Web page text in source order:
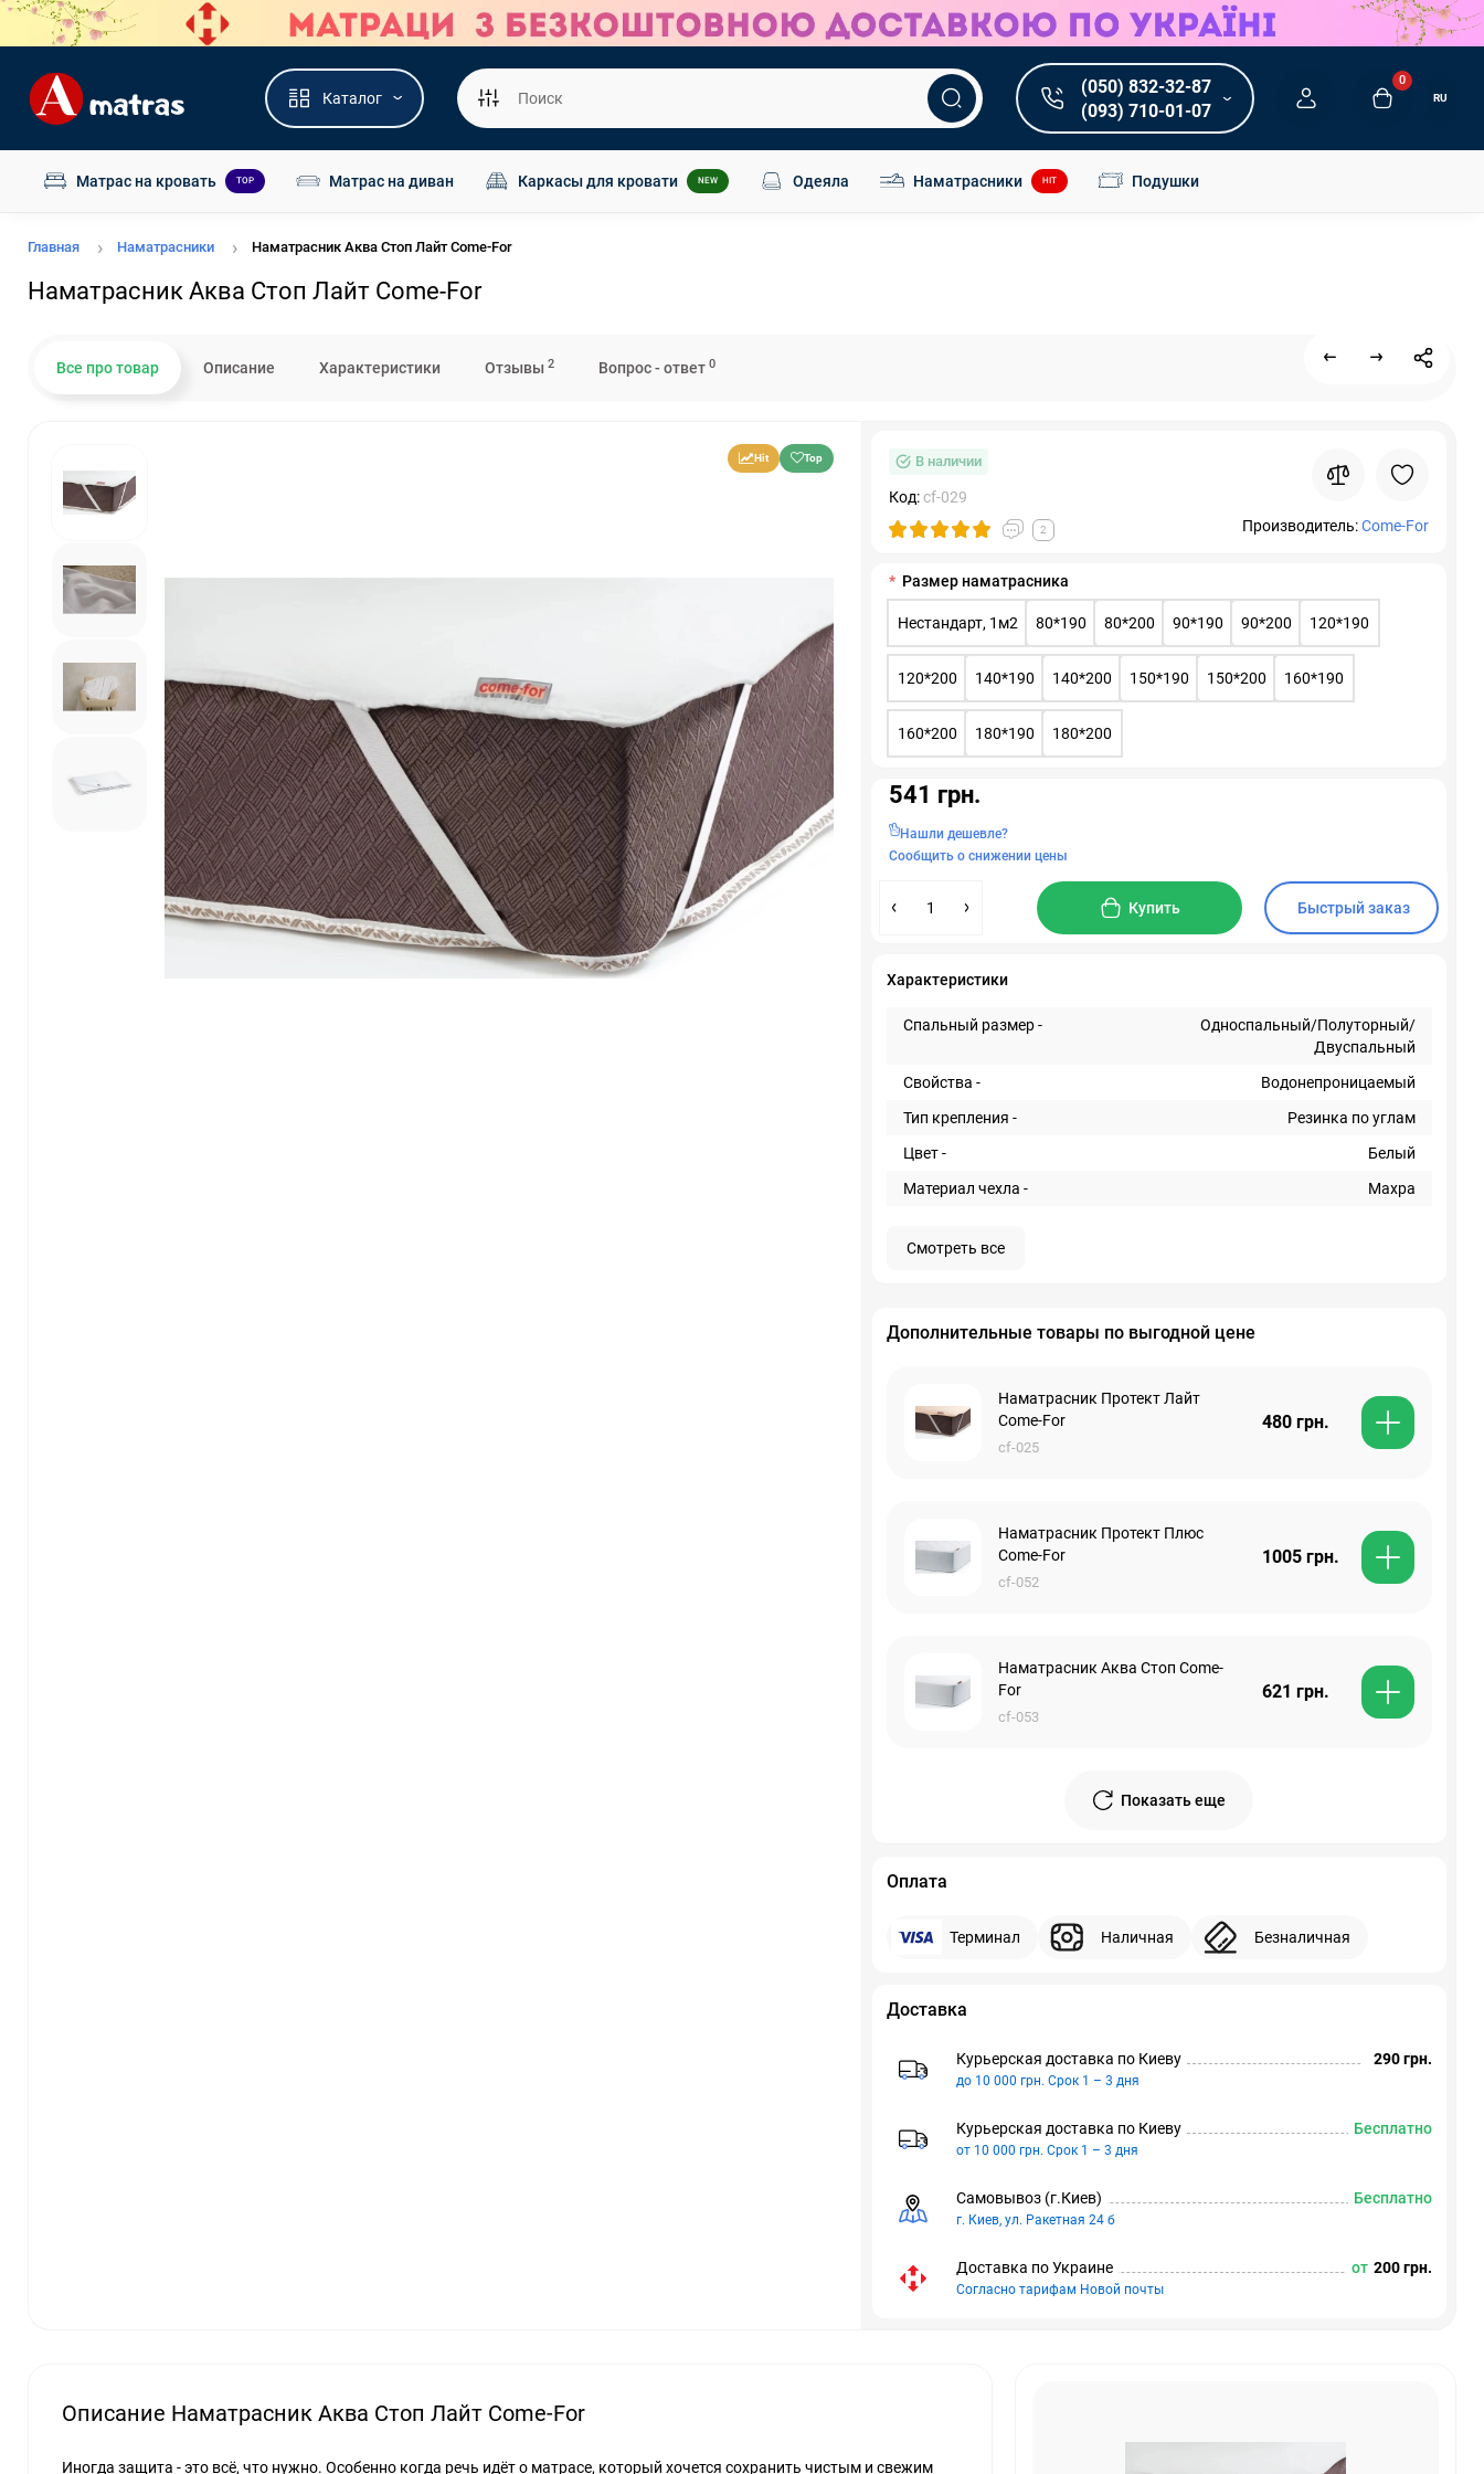
Каталог
(050) 832-32-87
(093) 710-01-07
0
RU
Матрас на кровать TOP Матрас на диван Каркасы для кровати NEW Одеяла Наматрасники HIT Подушки
Главная Наматрасники Наматрасник Аква Стоп Лайт Come-For
Наматрасник Аква Стоп Лайт Come-For
Все про товар Описание Характеристики Отзывы 2 Вопрос - ответ 0
Hit Top В наличии
Код:cf-029
2 Производитель:Come-For
Размер наматрасника
Нестандарт, 1м2 80*190 80*200 90*190 90*200 120*190
120*200 140*190 140*200 150*190 150*200 160*190
160*200 180*190 180*200
541 грн.
Нашли дешевле?
Сообщить о снижении цены
Купить Быстрый заказ
Характеристики
Спальный размер -
Односпальный/Полуторный/
Двуспальный
Свойства -
Водонепроницаемый
Тип крепления -
Резинка по углам
Цвет -
Белый
Материал чехла -
Махра
Смотреть все
Дополнительные товары по выгодной цене
Наматрасник Протект Лайт
Come-For
cf-025
480 грн.
Наматрасник Протект Плюс
Come-For
cf-052
1005 грн.
Наматрасник Аква Стоп Come-
For
cf-053
621 грн.
Показать еще
Оплата
Терминал Наличная Безналичная
Доставка
Курьерская доставка по Киeву
до 10 000 грн. Срок 1 – 3 дня
290 грн.
Курьерская доставка по Киeву
от 10 000 грн. Срок 1 – 3 дня
Бесплатно
Самовывоз (г.Киeв)
г. Киев, ул. Ракетная 24 б
Бесплатно
Доставка по Украине
Согласно тарифам Новой почты
от 200 грн.
Описание Наматрасник Аква Стоп Лайт Come-For
Иногда защита - это всё, что нужно. Особенно когда речь идёт о матрасе, который хочется сохранить чистым и свежим